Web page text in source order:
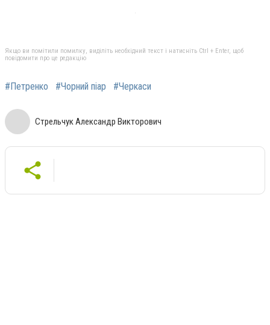
Якщо ви помітили помилку, виділіть необхідний текст і натисніть Ctrl + Enter, щоб
повідомити про це редакцію
#Петренко #Чорний піар #Черкаси
Стрельчук Александр Викторович